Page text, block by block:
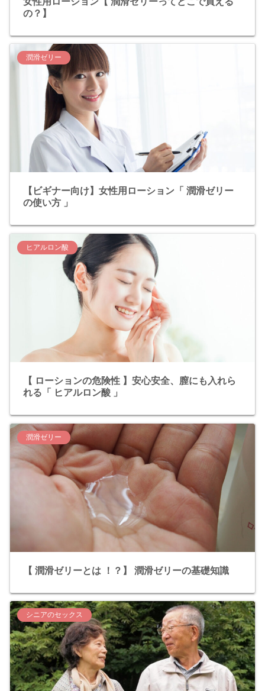
の？】
潤滑ゼリー
【ビギナー向け】女性用ローション「 潤滑ゼリー
の使い方 」
ヒアルロン酸
【 ローションの危険性 】安心安全、膣にも入れら
れる「 ヒアルロン酸 」
潤滑ゼリー
【 潤滑ゼリーとは ！？】 潤滑ゼリーの基礎知識
シニアのセックス